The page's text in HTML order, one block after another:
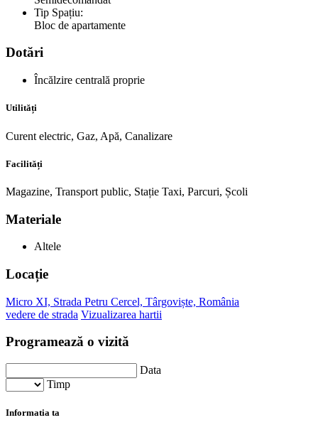
Tip Spațiu:
Bloc de apartamente
Dotări
Încălzire centrală proprie
Utilități
Curent electric, Gaz, Apă, Canalizare
Facilități
Magazine, Transport public, Stație Taxi, Parcuri, Școli
Materiale
Altele
Locație
Micro XI, Strada Petru Cercel, Târgoviște, România
vedere de strada Vizualizarea hartii
Programează o vizită
Data
Timp
Informatia ta